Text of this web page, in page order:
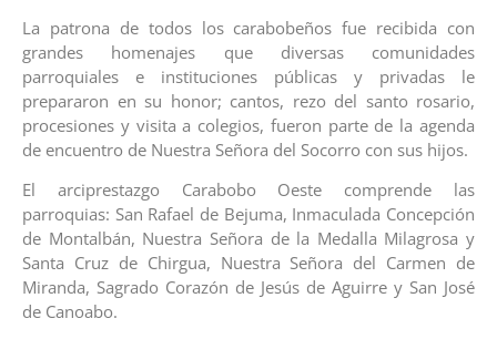
La patrona de todos los carabobeños fue recibida con
grandes homenajes que diversas comunidades
parroquiales e instituciones públicas y privadas le
prepararon en su honor; cantos, rezo del santo rosario,
procesiones y visita a colegios, fueron parte de la agenda
de encuentro de Nuestra Señora del Socorro con sus hijos.
El arciprestazgo Carabobo Oeste comprende las
parroquias: San Rafael de Bejuma, Inmaculada Concepción
de Montalbán, Nuestra Señora de la Medalla Milagrosa y
Santa Cruz de Chirgua, Nuestra Señora del Carmen de
Miranda, Sagrado Corazón de Jesús de Aguirre y San José
de Canoabo.